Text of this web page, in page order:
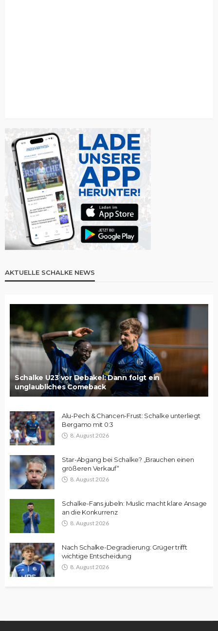
AKTUELLE SCHALKE NEWS
Schalke U23 vor Debakel: Dann folgt ein
unglaubliches Comeback
Alu-Pech & Chancen-Frust: Schalke unterliegt
Bergamo mit 0:3
8. August 2026
Star-Abgang bei Schalke? „Brauchen einen
größeren Verkauf“
8. August 2026
Schalke-Fans jubeln: Muslic macht klare Ansage
an die Konkurrenz
8. August 2026
Nach Schalke-Degradierung: Grüger trifft
wichtige Entscheidung
8. August 2026